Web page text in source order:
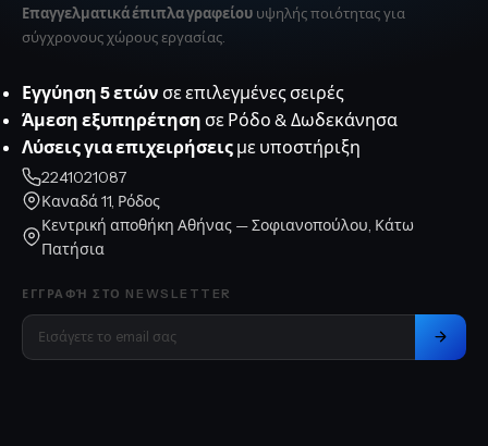
Επαγγελματικά έπιπλα γραφείου υψηλής ποιότητας για
σύγχρονους χώρους εργασίας.
Εγγύηση 5 ετών σε επιλεγμένες σειρές
Άμεση εξυπηρέτηση σε Ρόδο & Δωδεκάνησα
Λύσεις για επιχειρήσεις με υποστήριξη
2241021087
Καναδά 11, Ρόδος
Κεντρική αποθήκη Αθήνας — Σοφιανοπούλου, Κάτω
Πατήσια
ΕΓΓΡΑΦΉ ΣΤΟ NEWSLETTER